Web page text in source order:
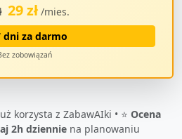
29 zł /mies.
dni za darmo
zobowiązań
korzysta z ZabawAIki • ⭐ Ocena
2h dzienniena planowaniu